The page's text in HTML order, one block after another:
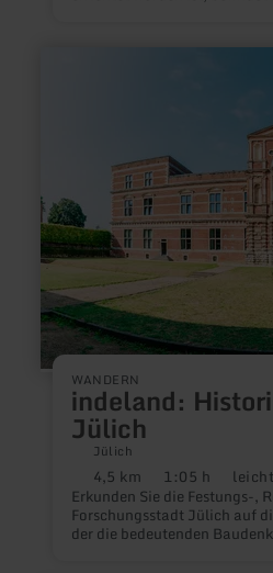
WANDERN
indeland:
Jülich
Jülich
Distanz:
4,5 km Dauer:
1:05 h
leicht
Erkunden Sie die Festungs-,
Forschungsstadt Jülich auf
der die bedeutenden